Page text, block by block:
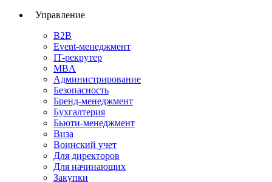
Управление
B2B
Event-менеджмент
IT-рекрутер
MBA
Администрирование
Безопасность
Бренд-менеджмент
Бухгалтерия
Бьюти-менеджмент
Виза
Воинский учет
Для директоров
Для начинающих
Закупки